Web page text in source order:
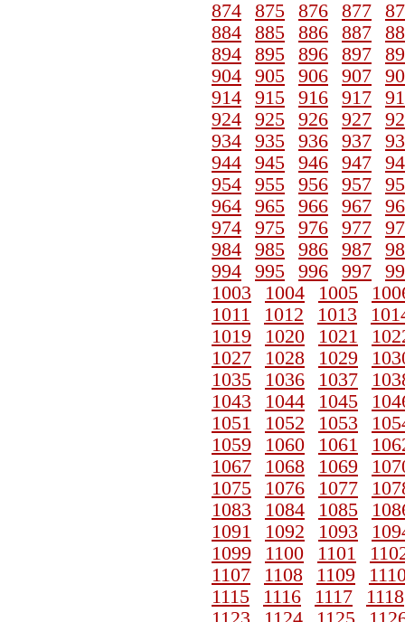
874 875 876 877
884
885 886 887
894
895 896 897
904
905 906 907
914
915 916 917
924
925 926 927
934
935 936 937
944
945 946 947
954
955 956 957
964
965 966 967
974
975 976 977
984
985 986 987
994
995 996 997
1003
1004 1005
1011
1012 1013
1019
1020 1021
1027
1028 1029
1035
1036 1037
1043
1044 1045
1051
1052 1053
1059
1060 1061
1067
1068 1069
1075
1076 1077
1083
1084 1085
1091
1092 1093
1099
1100 1101
1107
1108 1109
1115
1116 1117
1118